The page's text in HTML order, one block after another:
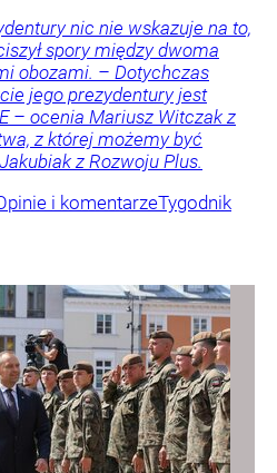
nic nie wskazuje na to,
spory między dwoma
obozami. – Dotychczas
jego prezydentury jest
– ocenia Mariusz Witczak z
z której możemy być
z Rozwoju Plus.
i komentarzeTygodnik